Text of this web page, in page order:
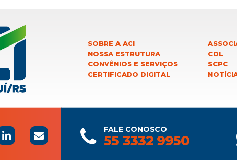
SOBRE A ACI
NOSSA ESTRUTURA
CONVÊNIOS E SERVIÇOS
CERTIFICADO DIGITAL
CDL
SCPC
FALE CONOSCO
55 3332 9950